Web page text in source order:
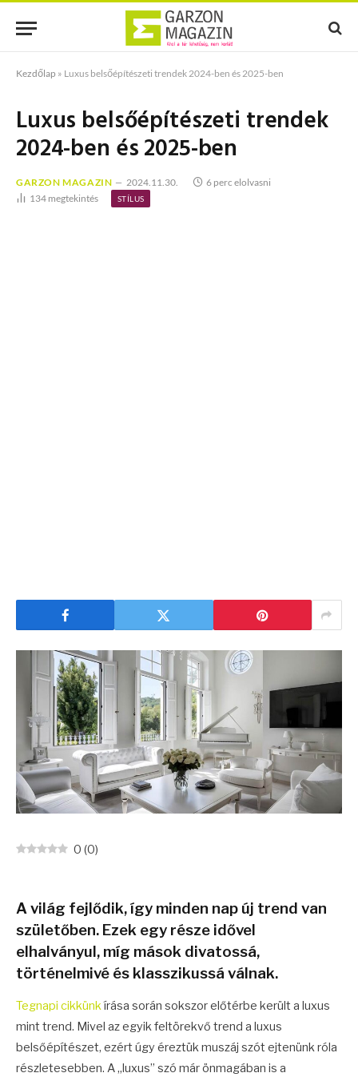
Kezdőlap » Luxus belsőépítészeti trendek 2024-ben és 2025-ben
Luxus belsőépítészeti trendek
2024-ben és 2025-ben
GARZON MAGAZIN 2024.11.30.
6 perc elolvasni
134 megtekintés STÍLUS
0 (0)
A világ fejlődik, így minden nap új trend van
születőben. Ezek egy része idővel
elhalványul, míg mások divatossá,
történelmivé és klasszikussá válnak.
Tegnapi cikkünkírása során sokszor előtérbe került a luxus
mint trend. Mivel az egyik feltörekvő trend a luxus
belsőépítészet, ezért úgy éreztük muszáj szót ejtenünk róla
részletesebben. A „luxus” szó már önmagában is a